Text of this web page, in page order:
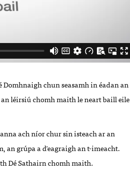
chun seasamh in éadan an
léirsiú chomh maith le neart baill eile
ach níor chur sin isteach ar an
grúpa a d'eagraigh an t-imeacht.
Dé Sathairn chomh maith.